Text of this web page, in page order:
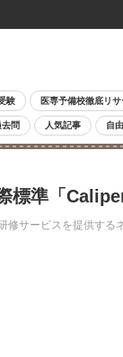
験 医専予備校徹底リサ
問 人気記事 自
標準「
サービスを提供す